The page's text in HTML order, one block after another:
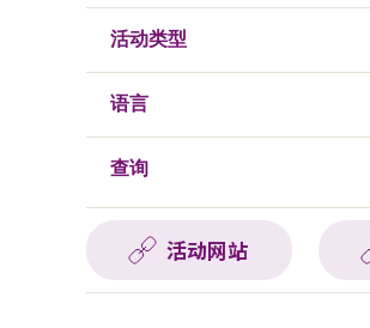
活动类型
语言
查询
活动网站